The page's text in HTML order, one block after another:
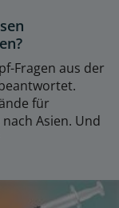
Fragen aus der
für
Asien. Und